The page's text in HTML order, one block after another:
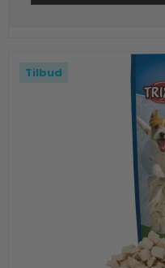
Tilbud